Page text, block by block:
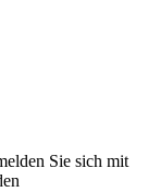
Sie sich mit